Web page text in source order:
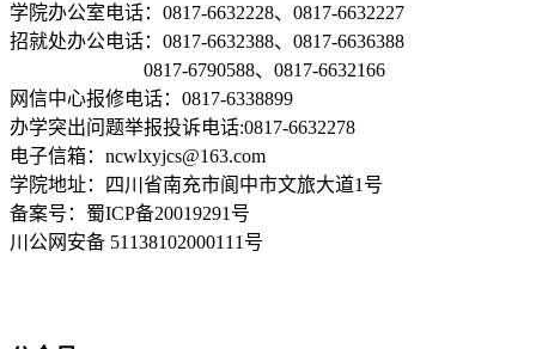
学院办公室电话：0817-6632228、0817-6632227
招就处办公电话：0817-6632388、0817-6636388
0817-6790588、0817-6632166
网信中心报修电话：0817-6338899
办学突出问题举报投诉电话:0817-6632278
电子信箱：ncwlxyjcs@163.com
学院地址：四川省南充市阆中市文旅大道1号
备案号：蜀ICP备20019291号
川公网安备 51138102000111号